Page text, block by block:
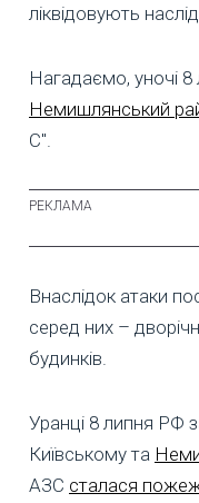
ліквідовують
Нагадаємо, уночі 8
Немишлянський
С".
Внаслідок атаки
серед них –
будинків.
Уранці 8 липня РФ
Київському та
АЗС сталася